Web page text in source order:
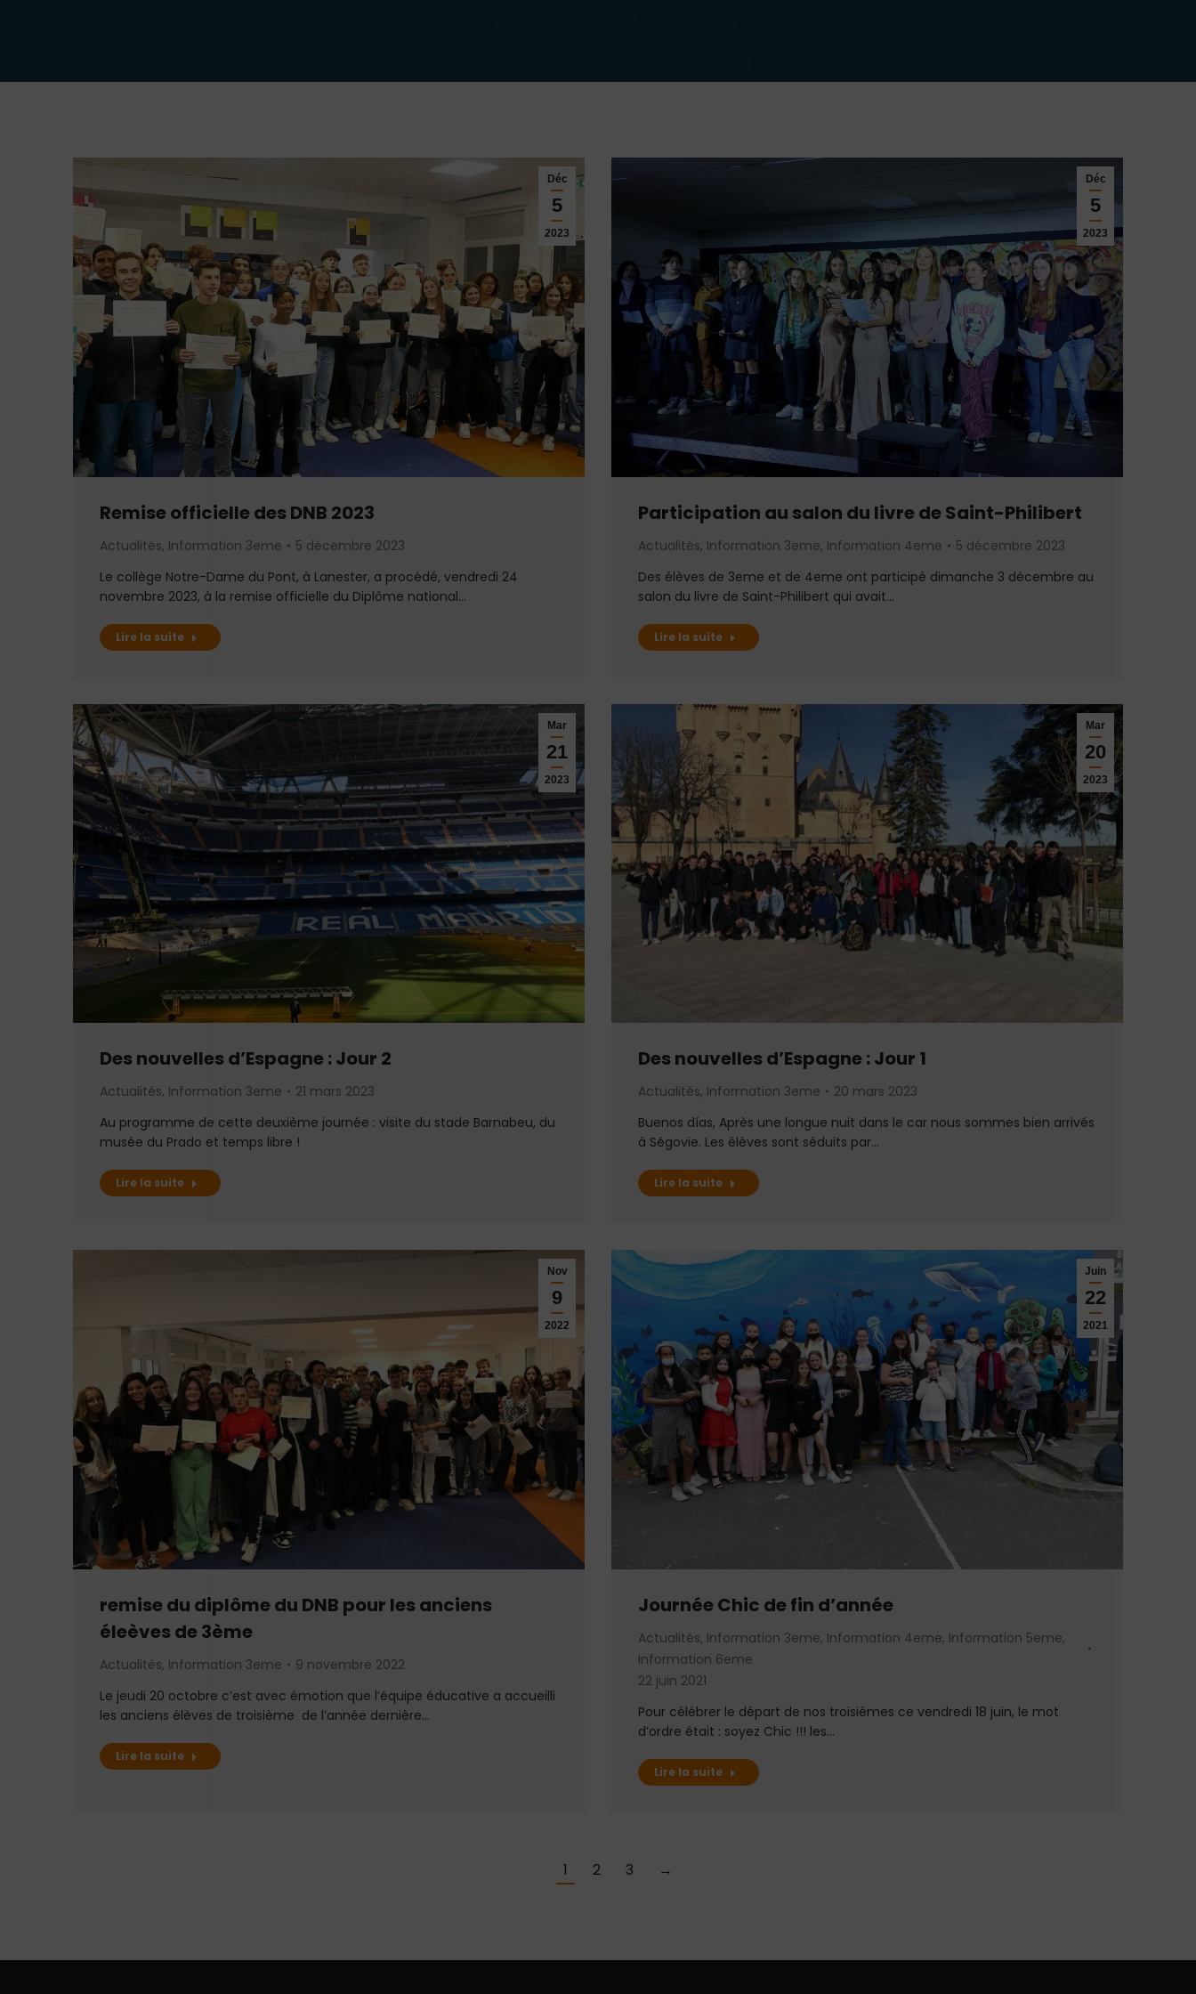
Déc
5
2023
Remise officielle des DNB 2023
Actualités, Information 3eme
5 décembre 2023
Le collège Notre-Dame du Pont, à Lanester, a procédé, vendredi 24
novembre 2023, à la remise officielle du Diplôme national…
Lire la suite
Déc
5
2023
Participation au salon du livre de Saint-Philibert
Actualités, Information 3eme, Information 4eme
5 décembre 2023
Des élèves de 3eme et de 4eme ont participé dimanche 3 décembre au
salon du livre de Saint-Philibert qui avait…
Lire la suite
Mar
21
2023
Des nouvelles d’Espagne : Jour 2
Actualités, Information 3eme
21 mars 2023
Au programme de cette deuxième journée : visite du stade Barnabeu, du
musée du Prado et temps libre !
Lire la suite
Mar
20
2023
Des nouvelles d’Espagne : Jour 1
Actualités, Information 3eme
20 mars 2023
Buenos días, Après une longue nuit dans le car nous sommes bien arrivés
à Ségovie. Les élèves sont séduits par…
Lire la suite
Nov
9
2022
remise du diplôme du DNB pour les anciens
éleèves de 3ème
Actualités, Information 3eme
9 novembre 2022
Le jeudi 20 octobre c’est avec émotion que l’équipe éducative a accueilli
les anciens élèves de troisième de l’année dernière…
Lire la suite
Juin
22
2021
Journée Chic de fin d’année
Actualités, Information 3eme, Information 4eme, Information 5eme,
Information 6eme
22 juin 2021
Pour célébrer le départ de nos troisièmes ce vendredi 18 juin, le mot
d’ordre était : soyez Chic !!! les…
Lire la suite
1 2 3 →